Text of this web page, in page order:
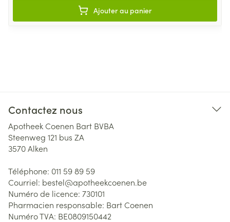
Ajouter au panier
Contactez nous
Apotheek Coenen Bart BVBA
Steenweg 121 bus ZA
3570Alken
Téléphone: 011 59 89 59
Courriel: bestel@apotheekcoenen.be
Numéro de licence: 730101
Pharmacien responsable: Bart Coenen
Numéro TVA: BE0809150442